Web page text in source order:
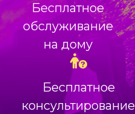
Бесплатное
обслуживание
на дому
Бесплатное
консультирование